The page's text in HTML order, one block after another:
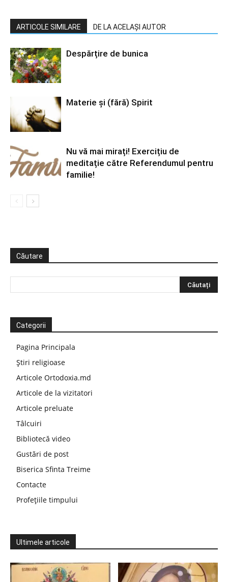
ARTICOLE SIMILARE DE LA ACELAȘI AUTOR
Despărțire de bunica
Materie şi (fără) Spirit
Nu vă mai mirați! Exercițiu de
meditație către Referendumul pentru
familie!
Căutare
Categorii
Pagina Principala
Știri religioase
Articole Ortodoxia.md
Articole de la vizitatori
Articole preluate
Tâlcuiri
Bibliotecă video
Gustări de post
Biserica Sfinta Treime
Contacte
Profețiile timpului
Ultimele articole